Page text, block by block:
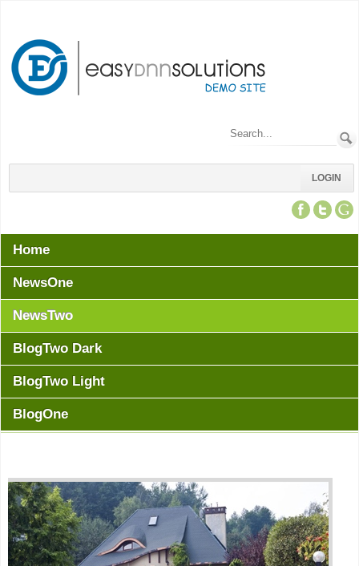
LOGIN
Home
NewsOne
NewsTwo
BlogTwo Dark
BlogTwo Light
BlogOne